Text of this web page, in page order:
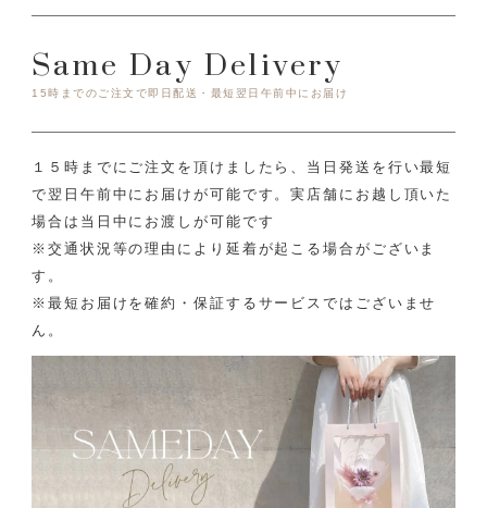
Same Day Delivery
15時までのご注文で即日配送・最短翌日午前中にお届け
１５時までにご注文を頂けましたら、当日発送を行い最短
で翌日午前中にお届けが可能です。実店舗にお越し頂いた
場合は当日中にお渡しが可能です
※交通状況等の理由により延着が起こる場合がございま
す。
※最短お届けを確約・保証するサービスではございませ
ん。